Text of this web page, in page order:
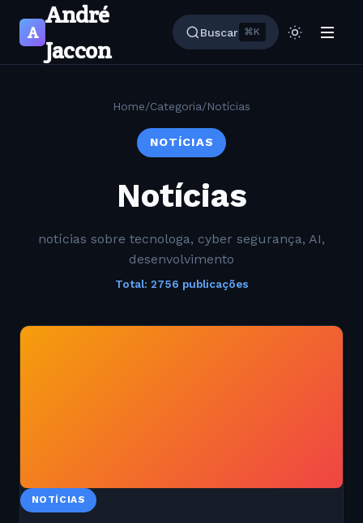
A
André
Jaccon
Buscar ⌘K
Home/Categoria/Notícias
NOTÍCIAS
Notícias
notícias sobre tecnologa, cyber segurança, AI,
desenvolvimento
Total: 2756 publicações
NOTÍCIAS